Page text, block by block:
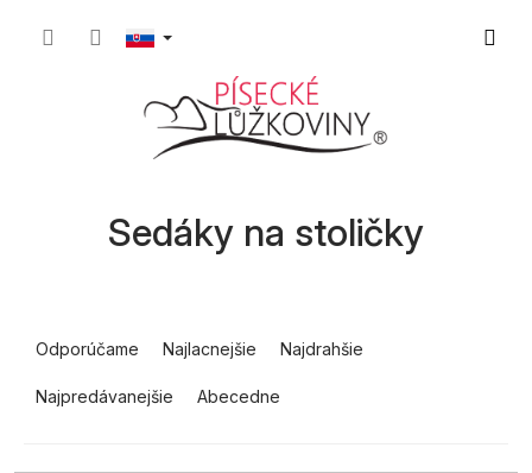
Sedáky na stoličky
a
d
Odporúčame Najlacnejšie Najdrahšie
Najpredávanejšie Abecedne